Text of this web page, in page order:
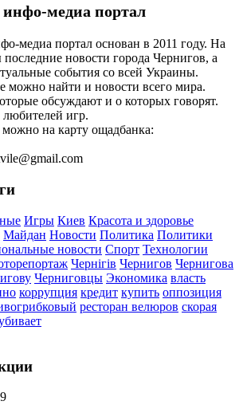
медиа портал
медиа портал основан в 2011 году. На
последние новости города Чернигов, а
события со всей Украины.
можно найти и новости всего мира.
обсуждают и о которых говорят.
игр.
на карту ощадбанка:
Игры Киев Красота и здоровье
Майдан Новости Политика Политики
новости Спорт Технологии
Чернігів Чернигов Чернигова
Черниговцы Экономика власть
коррупция кредит купить оппозиция
ресторан велюров скорая